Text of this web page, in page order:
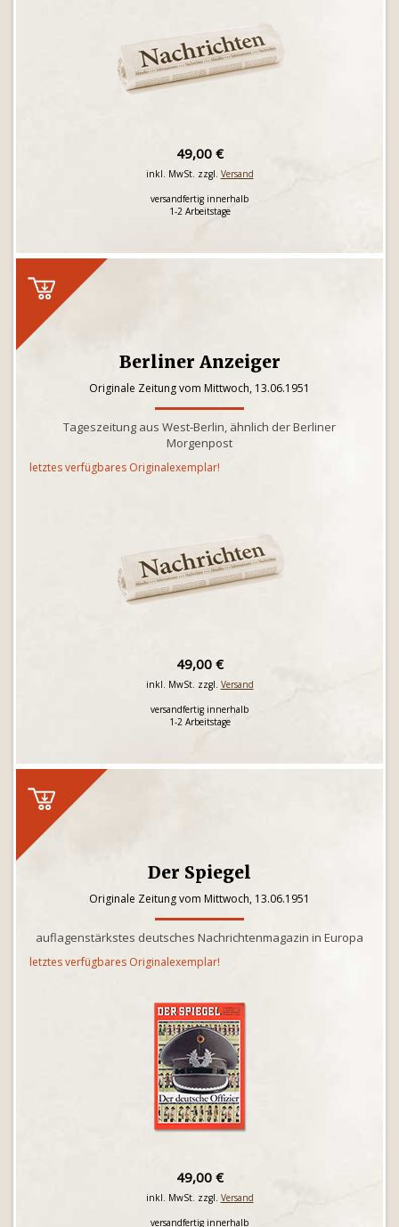
49,00 €
inkl. MwSt. zzgl. Versand
versandfertig innerhalb
1-2 Arbeitstage
Berliner Anzeiger
Originale Zeitung vom Mittwoch, 13.06.1951
Tageszeitung aus West-Berlin, ähnlich der Berliner
Morgenpost
letztes verfügbares Originalexemplar!
49,00 €
inkl. MwSt. zzgl. Versand
versandfertig innerhalb
1-2 Arbeitstage
Der Spiegel
Originale Zeitung vom Mittwoch, 13.06.1951
auflagenstärkstes deutsches Nachrichtenmagazin in Europa
letztes verfügbares Originalexemplar!
49,00 €
inkl. MwSt. zzgl. Versand
versandfertig innerhalb